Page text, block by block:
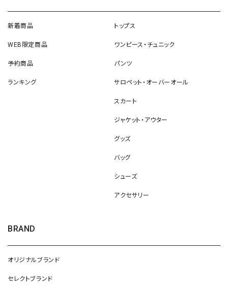
新着商品
WEB限定商品
予約商品
ランキング
トップス
ワンピース・チュニック
パンツ
サロペット・オーバーオール
スカート
ジャケット・アウター
グッズ
バッグ
シューズ
アクセサリー
BRAND
オリジナルブランド
セレクトブランド